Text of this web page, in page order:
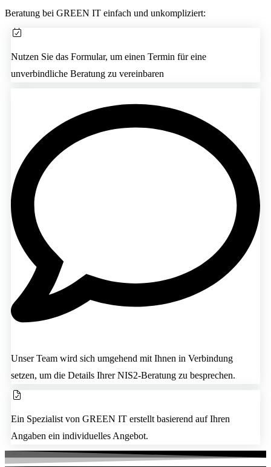
Beratung bei GREEN IT einfach und unkompliziert:
Nutzen Sie das Formular, um einen Termin für eine
unverbindliche Beratung zu vereinbaren
Unser Team wird sich umgehend mit Ihnen in Verbindung
setzen, um die Details Ihrer NIS2-Beratung zu besprechen.
Ein Spezialist von GREEN IT erstellt basierend auf Ihren
Angaben ein individuelles Angebot.